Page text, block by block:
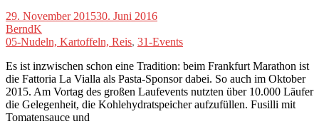
29. November 201530. Juni 2016
BerndK
05-Nudeln, Kartoffeln, Reis, 31-Events
Es ist inzwischen schon eine Tradition: beim Frankfurt Marathon ist
die Fattoria La Vialla als Pasta-Sponsor dabei. So auch im Oktober
2015. Am Vortag des großen Laufevents nutzten über 10.000 Läufer
die Gelegenheit, die Kohlehydratspeicher aufzufüllen. Fusilli mit
Tomatensauce und